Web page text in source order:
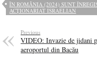
ÎN ROMÂNIA (2024) SUNT
ACȚIONARIAT ISRAELIAN
Previous
VIDEO: Invazie de jidani
aeroportul din Bacău